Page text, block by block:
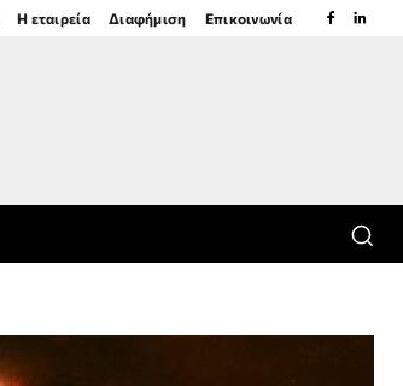
Η εταιρεία Διαφήμιση Επικοινωνία